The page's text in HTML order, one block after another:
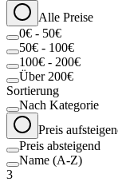
Alle Preise
0€ - 50€
50€ - 100€
100€ - 200€
Über 200€
Sortierung
Nach Kategorie
Preis
Preis absteigend
Name (A-Z)
3